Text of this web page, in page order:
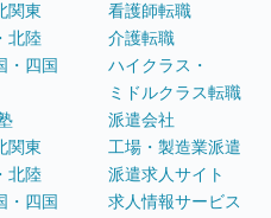
関東
北陸
・四国
関東
北陸
・四国
看護師転職
介護転職
ハイクラス・
ミドルクラス転職
派遣会社
工場・製造業派遣
派遣求人サイト
求人情報サービス